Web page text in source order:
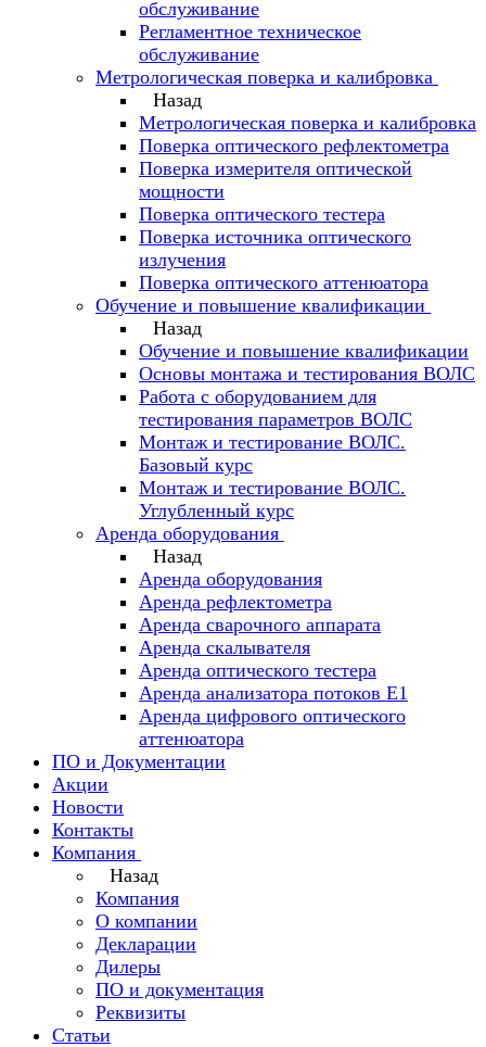
обслуживание
Регламентное техническое
обслуживание
Метрологическая поверка и калибровка
Назад
Метрологическая поверка и калибровка
Поверка оптического рефлектометра
Поверка измерителя оптической
мощности
Поверка оптического тестера
Поверка источника оптического
излучения
Поверка оптического аттенюатора
Обучение и повышение квалификации
Назад
Обучение и повышение квалификации
Основы монтажа и тестирования ВОЛС
Работа с оборудованием для
тестирования параметров ВОЛС
Монтаж и тестирование ВОЛС.
Базовый курс
Монтаж и тестирование ВОЛС.
Углубленный курс
Аренда оборудования
Назад
Аренда оборудования
Аренда рефлектометра
Аренда сварочного аппарата
Аренда скалывателя
Аренда оптического тестера
Аренда анализатора потоков Е1
Аренда цифрового оптического
аттенюатора
ПО и Документации
Акции
Новости
Контакты
Компания
Назад
Компания
О компании
Декларации
Дилеры
ПО и документация
Реквизиты
Статьи